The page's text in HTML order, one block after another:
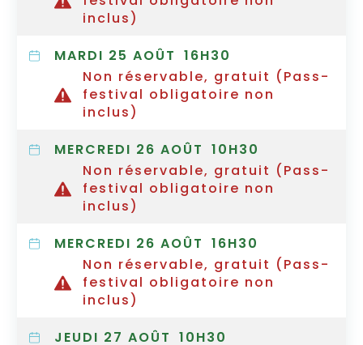
inclus)
MARDI 25 AOÛT 16H30
Non réservable, gratuit (Pass-
festival obligatoire non
inclus)
MERCREDI 26 AOÛT 10H30
Non réservable, gratuit (Pass-
festival obligatoire non
inclus)
MERCREDI 26 AOÛT 16H30
Non réservable, gratuit (Pass-
festival obligatoire non
inclus)
JEUDI 27 AOÛT 10H30